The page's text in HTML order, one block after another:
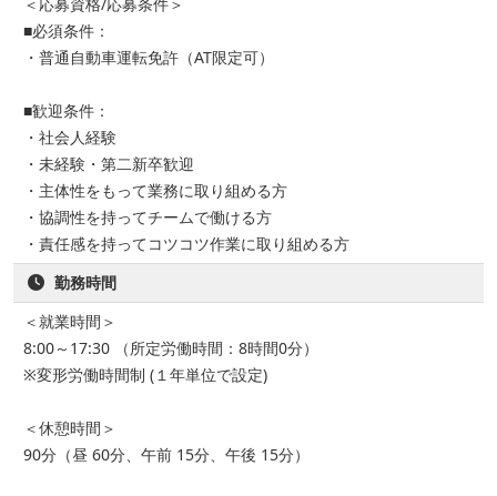
■必須条件：
・普通自動車運転免許（AT限定可）
■歓迎条件：
・社会人経験
・未経験・第二新卒歓迎
・主体性をもって業務に取り組める方
・協調性を持ってチームで働ける方
・責任感を持ってコツコツ作業に取り組める方
勤務時間
＜就業時間＞
8:00～17:30 （所定労働時間：8時間0分）
※変形労働時間制 (１年単位で設定)
＜休憩時間＞
90分（昼 60分、午前 15分、午後 15分）